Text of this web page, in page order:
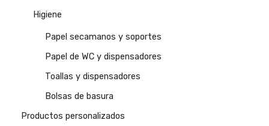
Higiene
Papel secamanos y soportes
Papel de WC y dispensadores
Toallas y dispensadores
Bolsas de basura
Productos personalizados